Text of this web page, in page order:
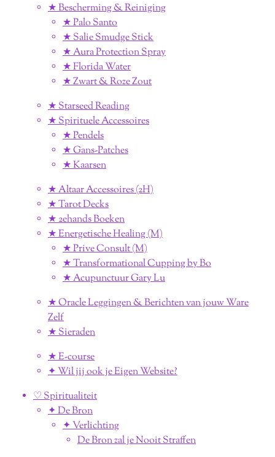
★ Bescherming & Reiniging
★ Palo Santo
★ Salie Smudge Stick
★ Aura Protection Spray
★ Florida Water
★ Zwart & Roze Zout
★ Starseed Reading
★ Spirituele Accessoires
★ Pendels
★ Gans-Patches
★ Kaarsen
★ Altaar Accessoires (2H)
★ Tarot Decks
★ 2ehands Boeken
★ Energetische Healing (M)
★ Prive Consult (M)
★ Transformational Cupping by Bo
★ Acupunctuur Gary Lu
★ Oracle Leggingen & Berichten van jouw Ware
Zelf
★ Sieraden
★ E-course
✦ Wil jij ook je Eigen Website?
♡ Spiritualiteit
✦ De Bron
✦ Verlichting
De Bron zal je Nooit Straffen